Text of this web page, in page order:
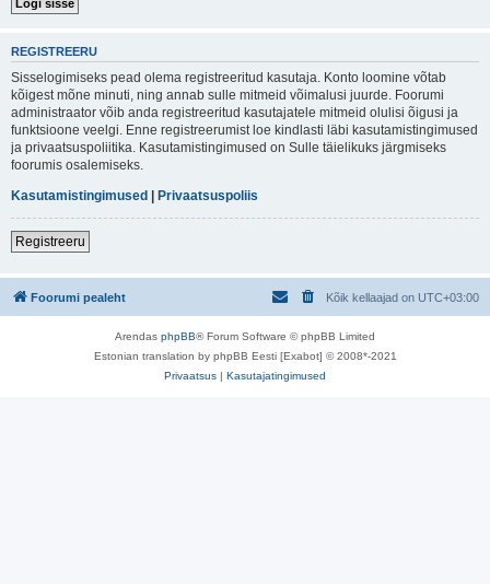
REGISTREERU
Sisselogimiseks pead olema registreeritud kasutaja. Konto loomine võtab
kõigest mõne minuti, ning annab sulle mitmeid võimalusi juurde. Foorumi
administraator võib anda registreeritud kasutajatele mitmeid olulisi õigusi ja
funktsioone veelgi. Enne registreerumist loe kindlasti läbi kasutamistingimused
ja privaatsuspoliitika. Kasutamistingimused on Sulle täielikuks järgmiseks
foorumis osalemiseks.
Kasutamistingimused | Privaatsuspoliis
Registreeru
Foorumi pealeht Kõik kellaajad on UTC+03:00
Arendas phpBB® Forum Software © phpBB Limited
Estonian translation by phpBB Eesti [Exabot] © 2008*-2021
Privaatsus | Kasutajatingimused